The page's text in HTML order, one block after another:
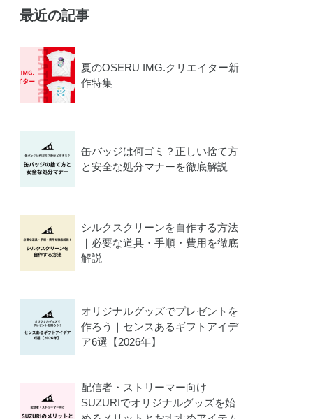
最近の記事
夏のOSERU IMG.クリエイター新
作特集
缶バッジは何ゴミ？正しい捨て方
と安全な処分マナーを徹底解説
シルクスクリーンを自作する方法
｜必要な道具・手順・費用を徹底
解説
オリジナルグッズでプレゼントを
作ろう｜センスあるギフトアイデ
ア6選【2026年】
配信者・ストリーマー向け｜
SUZURIでオリジナルグッズを始